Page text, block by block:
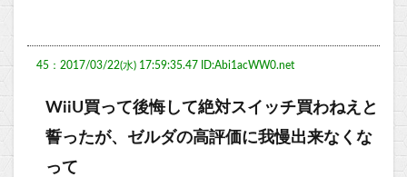
45：2017/03/22(水) 17:59:35.47 ID:Abi1acWW0.net
WiiU買って後悔して絶対スイッチ買わねえと
誓ったが、ゼルダの高評価に我慢出来なくな
って